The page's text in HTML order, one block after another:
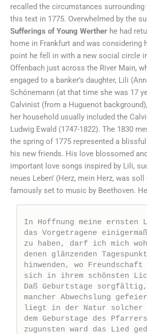
recalled the circumstances
this text in 1775. Overwhelmed by the
Sufferings of Young Werther he had
home in Frankfurt and was considering
point he fell in with a new social circle
Offenbach just across the River Main,
engaged to a banker’s daughter, Lili
Schönemann (at that time she was 17
Calvinist (from a Huguenot
her household usually included the
Ludwig Ewald (1747-1822). The 1830
the spring of 1775 represented a
his new friends. His love blossomed
important love songs inspired by Lili,
neues Leben’ (Herz, mein Herz, was soll
famously set to music by Beethoven.
In Hoffnung meine ernsten
das Vorgetragene
zu haben, darf ich mich
denen glänzenden
hinwenden, wo Freundschaft
sich in ihrem schönsten
Daß Geburtstage
mancher Abwechslung
liegt in der Natur solcher
dem Geburstage des
zugunsten ward das Lied